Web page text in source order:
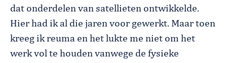
dat onderdelen van satellieten ontwikkelde.
Hier had ik al die jaren voor gewerkt. Maar toen
kreeg ik reuma en het lukte me niet om het
werk vol te houden vanwege de fysieke